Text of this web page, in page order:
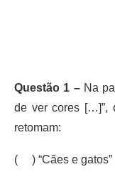
Questão 1 –Na
de ver cores […]”,
retomam:
( ) “Cães e gatos”